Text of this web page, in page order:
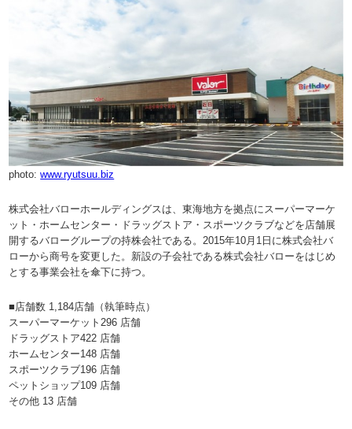
photo:www.ryutsuu.biz
株式会社バローホールディングスは、東海地方を拠点にスーパーマーケ
ット・ホームセンター・ドラッグストア・スポーツクラブなどを店舗展
開するバローグループの持株会社である。2015年10月1日に株式会社バ
ローから商号を変更した。新設の子会社である株式会社バローをはじめ
とする事業会社を傘下に持つ。
■店舗数 1,184店舗（執筆時点）
スーパーマーケット296 店舗
ドラッグストア422 店舗
ホームセンター148 店舗
スポーツクラブ196 店舗
ペットショップ109 店舗
その他 13 店舗